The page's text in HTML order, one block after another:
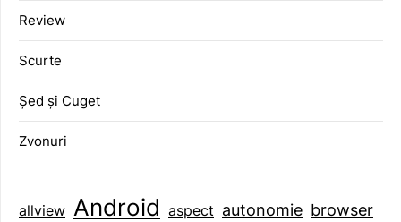
Review
Scurte
Șed și Cuget
Zvonuri
allview Android aspect autonomie browser